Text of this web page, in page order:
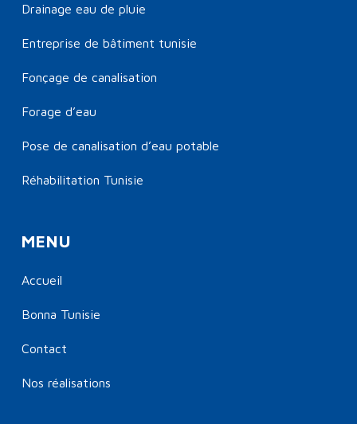
Drainage eau de pluie
Entreprise de bâtiment tunisie
Fonçage de canalisation
Forage d’eau
Pose de canalisation d’eau potable
Réhabilitation Tunisie
MENU
Accueil
Bonna Tunisie
Contact
Nos réalisations